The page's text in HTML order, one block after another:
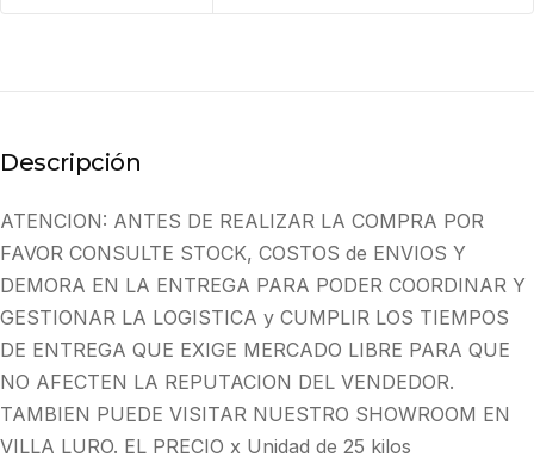
Descripción
ATENCION: ANTES DE REALIZAR LA COMPRA POR
FAVOR CONSULTE STOCK, COSTOS de ENVIOS Y
DEMORA EN LA ENTREGA PARA PODER COORDINAR Y
GESTIONAR LA LOGISTICA y CUMPLIR LOS TIEMPOS
DE ENTREGA QUE EXIGE MERCADO LIBRE PARA QUE
NO AFECTEN LA REPUTACION DEL VENDEDOR.
TAMBIEN PUEDE VISITAR NUESTRO SHOWROOM EN
VILLA LURO. EL PRECIO x Unidad de 25 kilos